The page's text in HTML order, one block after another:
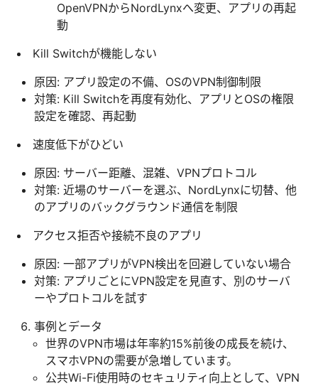
OpenVPNからNordLynxへ変更、アプリの再起
動
Kill Switchが機能しない
原因: アプリ設定の不備、OSのVPN制御制限
対策: Kill Switchを再度有効化、アプリとOSの権限
設定を確認、再起動
速度低下がひどい
原因: サーバー距離、混雑、VPNプロトコル
対策: 近場のサーバーを選ぶ、NordLynxに切替、他
のアプリのバックグラウンド通信を制限
アクセス拒否や接続不良のアプリ
原因: 一部アプリがVPN検出を回避していない場合
対策: アプリごとにVPN設定を見直す、別のサーバ
ーやプロトコルを試す
事例とデータ
世界のVPN市場は年率約15%前後の成長を続け、
スマホVPNの需要が急増しています。
公共Wi-Fi使用時のセキュリティ向上として、VPN